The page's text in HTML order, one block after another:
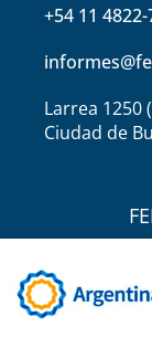
+54 11
Larrea 1250
Ciudad de